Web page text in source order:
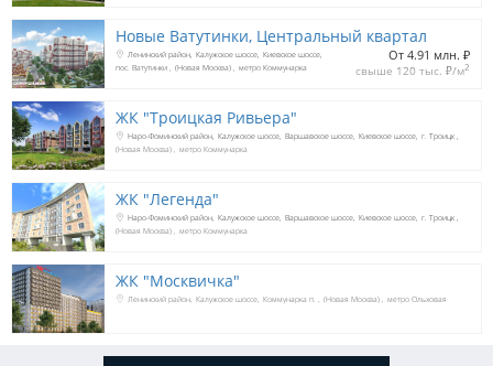
Новые Ватутинки, Центральный квартал
От 4.91 млн. ₽
свыше 120 тыс. ₽/м2
Ленинский район Калужское шоссе Киевское шоссе
пос. Ватутинки
(Новая Москва) метро Коммунарка
ЖК "Троицкая Ривьера"
Наро-Фоминский район Калужское шоссе Варшавское шоссе Киевское шоссе г. Троицк
(Новая Москва)
метро Коммунарка
ЖК "Легенда"
Наро-Фоминский район Калужское шоссе Варшавское шоссе Киевское шоссе г. Троицк
(Новая Москва)
метро Коммунарка
ЖК "Москвичка"
Ленинский район Калужское шоссе Коммунарка п. (Новая Москва) метро Ольховая